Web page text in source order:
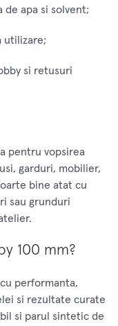
de apa si solvent;
utilizare;
si retusuri
pentru vopsirea
garduri, mobilier,
bine atat cu
sau grunduri
100 mm?
performanta,
si rezultate curate
si parul sintetic de